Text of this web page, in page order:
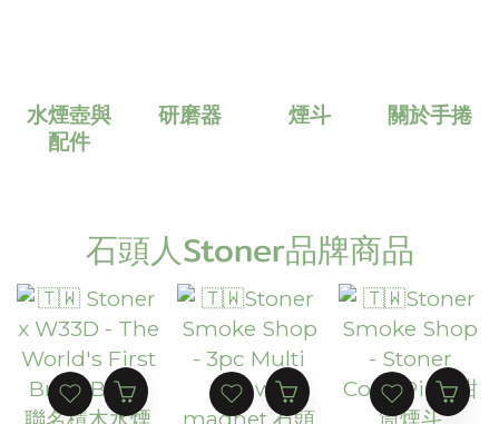
水煙壺與
配件
研磨器 煙斗 關於手捲
石頭人Stoner品牌商品